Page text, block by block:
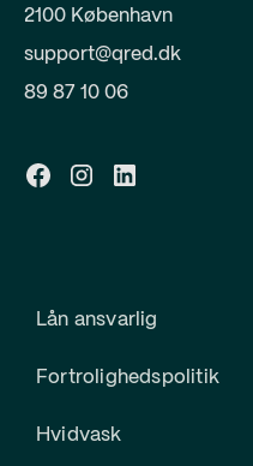
2100 København
support@qred.dk
89 87 10 06
Lån ansvarlig
Fortrolighedspolitik
Hvidvask